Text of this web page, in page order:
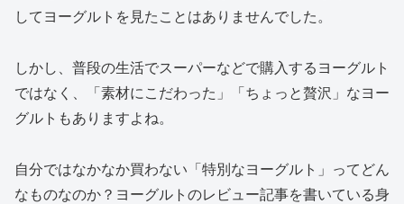
してヨーグルトを見たことはありませんでした。
しかし、普段の生活でスーパーなどで購入するヨーグルト
ではなく、「素材にこだわった」「ちょっと贅沢」なヨー
グルトもありますよね。
自分ではなかなか買わない「特別なヨーグルト」ってどん
なものなのか？ヨーグルトのレビュー記事を書いている身